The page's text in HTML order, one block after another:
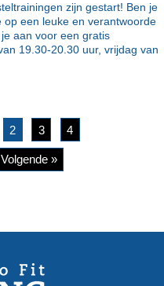
zijn gestart! Ben je
een leuke en verantwoorde
aan voor een gratis
19.30-20.30 uur, vrijdag van
2 3 4
Volgende »